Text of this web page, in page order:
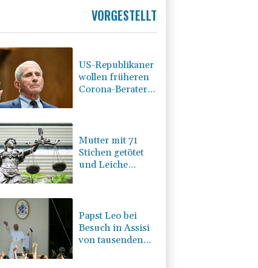
32431.12 €
1.1538 $
VORGESTELLT
US-Republikaner
wollen früheren
Corona-Berater
Mutter mit 71
Stichen getötet
und Leiche
Papst Leo bei
Besuch in Assisi
von tausenden